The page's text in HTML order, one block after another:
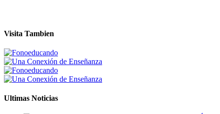
Visita Tambien
Ultimas Noticias